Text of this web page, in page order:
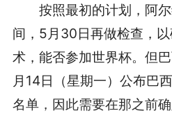
按照最初的计划，阿
间，5月30日再做检查，
术，能否参加世界杯。但
月14日（星期一）公布巴
名单，因此需要在那之前